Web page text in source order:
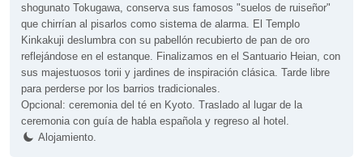
shogunato Tokugawa, conserva sus famosos "suelos de ruiseñor"
que chirrían al pisarlos como sistema de alarma. El Templo
Kinkakuji deslumbra con su pabellón recubierto de pan de oro
reflejándose en el estanque. Finalizamos en el Santuario Heian, con
sus majestuosos torii y jardines de inspiración clásica. Tarde libre
para perderse por los barrios tradicionales.
Opcional: ceremonia del té en Kyoto. Traslado al lugar de la
ceremonia con guía de habla española y regreso al hotel.
Alojamiento.